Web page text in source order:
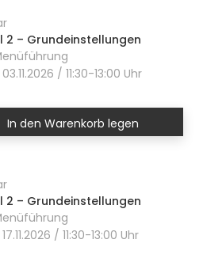
2 – Grundeinstellungen
/ 11:30-13:00 Uhr
In den Warenkorb legen
2 – Grundeinstellungen
/ 11:30-13:00 Uhr